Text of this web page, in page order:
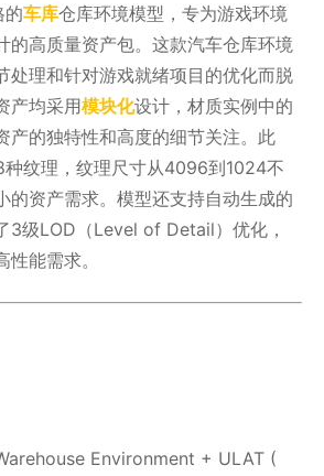
的车库仓库环境模型，专为游戏环境
的高质量资产包。这款汽车仓库环境
处理和针对游戏就绪项目的优化而脱
产均采用模块化设计，材质实例中的
产的独特性和高度的细节关注。此
种纹理，纹理尺寸从4096到1024不
的资产需求。模型还支持自动生成的
3级LOD（Level of Detail）优化，
能需求。
Environment + ULAT (